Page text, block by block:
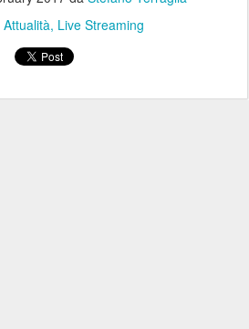
Attualità Live Streaming